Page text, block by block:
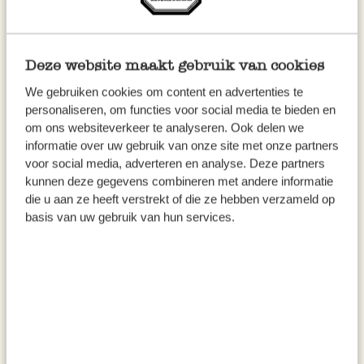
Deze website maakt gebruik van cookies
We gebruiken cookies om content en advertenties te
personaliseren, om functies voor social media te bieden en
om ons websiteverkeer te analyseren. Ook delen we
informatie over uw gebruik van onze site met onze partners
voor social media, adverteren en analyse. Deze partners
kunnen deze gegevens combineren met andere informatie
die u aan ze heeft verstrekt of die ze hebben verzameld op
basis van uw gebruik van hun services.
Landau pour poupée,
Tableau ardoise aimanté 60 x